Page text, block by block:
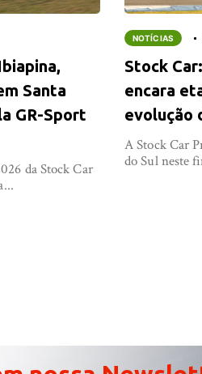
Santa
GR-Sport
da Stock Car
NOTÍCIAS
Stock
encara
evolução
A Stock Car
do Sul neste